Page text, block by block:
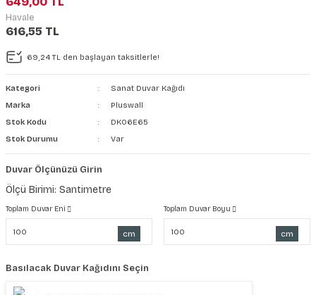
Duvar Kanvası
Havale
616,55 TL
69,24 TL den başlayan taksitlerle!
Kategori
Sanat Duvar Kağıdı
Marka
Pluswall
Stok Kodu
DK06E65
Stok Durumu
Var
Duvar Ölçünüzü Girin
Ölçü Birimi: Santimetre
Toplam Duvar Eni
cm
Toplam Duvar Boyu
cm
Basılacak Duvar Kağıdını Seçin